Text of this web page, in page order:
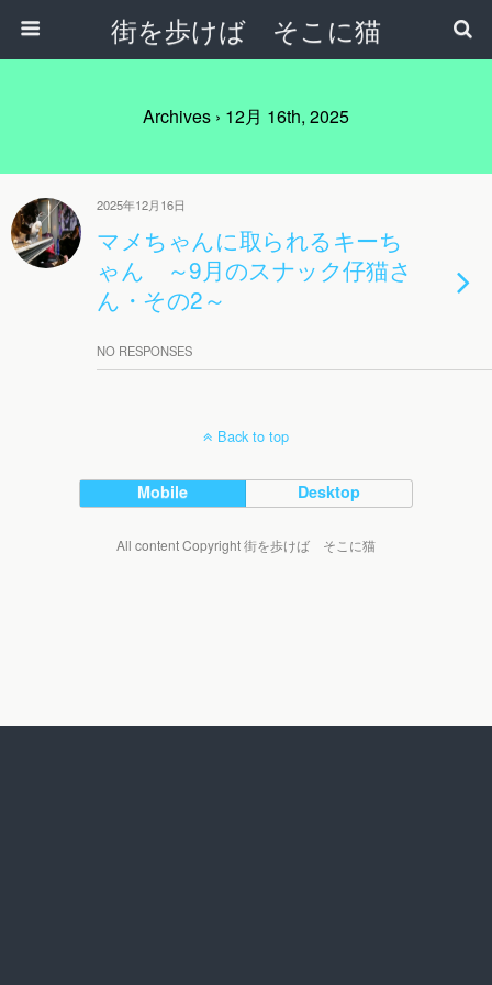
街を歩けば そこに猫
Archives › 12月 16th, 2025
2025年12月16日
マメちゃんに取られるキーち
ゃん ～9月のスナック仔猫さ
ん・その2～
NO RESPONSES
Back to top
Mobile Desktop
All content Copyright 街を歩けば そこに猫